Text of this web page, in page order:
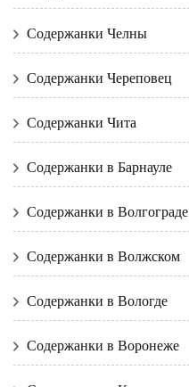
Содержанки Челны
Содержанки Череповец
Содержанки Чита
Содержанки в Барнауле
Содержанки в Волгограде
Содержанки в Волжском
Содержанки в Вологде
Содержанки в Воронеже